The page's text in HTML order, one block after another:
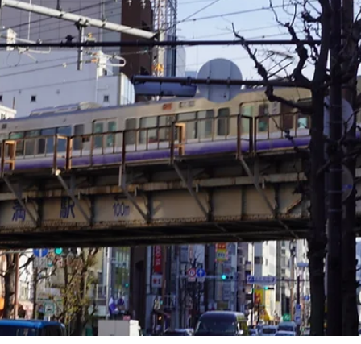
4월 24일 2분 분량
Notice
일본에서의 첫날: 비컨의 특별한 경험
일본에 도착한 첫날, 각 팀원들은 자유롭게 저녁 시간을 보냈습니
하나둘 숙소로 돌아오니, 문을 열자마자 보인 것은 일본의 다양한
의점과 마트의 먹거리들! 🍜🍘🍱🍡 대표님과 부대표님께서 직원
을 위해 준비해주신 푸짐한 야식이었습니다. 야식과 맥주까지!
각자 캔맥주를 하나씩 들고, 미리 공지했던 1일차 미션 PT와 레
이션 시간으로 이어졌습니다. 1일 차 미션: becon x 벚꽃 콘텐츠
작하기 심사 기준: 비컨 연결성, 사진 완성도, 창의성, 재미 & 유머
력 자유 시간 동안 각 팀이 어떻게 준비했을지 궁금했습니다. 같은